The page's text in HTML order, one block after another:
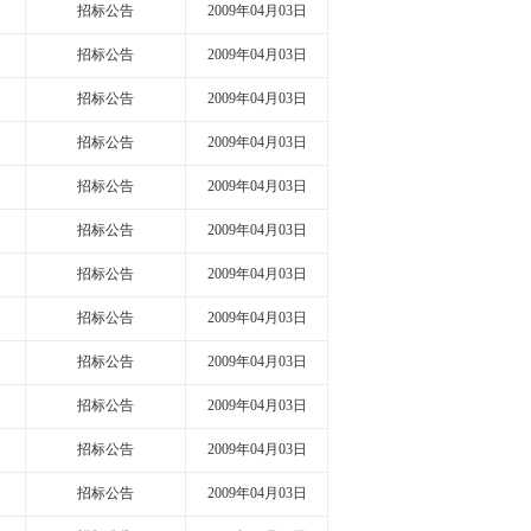
招标公告 2009年04月03日
招标公告 2009年04月03日
招标公告 2009年04月03日
招标公告 2009年04月03日
招标公告 2009年04月03日
招标公告 2009年04月03日
招标公告 2009年04月03日
招标公告 2009年04月03日
招标公告 2009年04月03日
招标公告 2009年04月03日
招标公告 2009年04月03日
招标公告 2009年04月03日